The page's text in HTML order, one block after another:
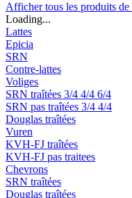
Afficher tous les produits
Loading...
Lattes
Epicia
SRN
Contre-lattes
Voliges
SRN traîtées 3/4 4/4 6/4
SRN pas traîtées 3/4 4/4
Douglas traîtées
Vuren
KVH-FJ traîtées
KVH-FJ pas traitees
Chevrons
SRN traîtées
Douglas traîtées